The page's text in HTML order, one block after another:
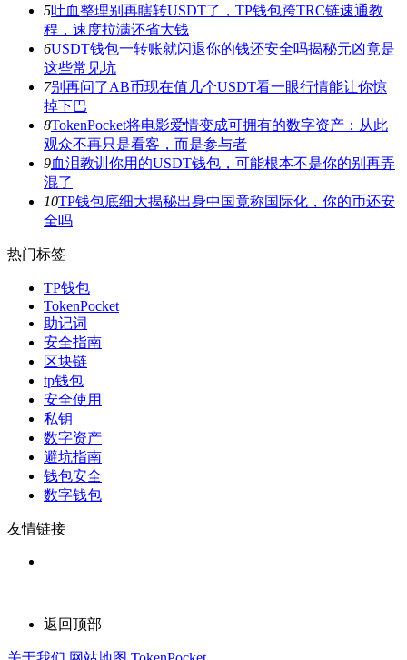
5吐血整理别再瞎转USDT了，TP钱包跨TRC链速通教
程，速度拉满还省大钱
6USDT钱包一转账就闪退你的钱还安全吗揭秘元凶竟是
这些常见坑
7别再问了AB币现在值几个USDT看一眼行情能让你惊
掉下巴
8TokenPocket将电影爱情变成可拥有的数字资产：从此
观众不再只是看客，而是参与者
9血泪教训你用的USDT钱包，可能根本不是你的别再弄
混了
10TP钱包底细大揭秘出身中国竟称国际化，你的币还安
全吗
热门标签
TP钱包
TokenPocket
助记词
安全指南
区块链
tp钱包
安全使用
私钥
数字资产
避坑指南
钱包安全
数字钱包
友情链接
返回顶部